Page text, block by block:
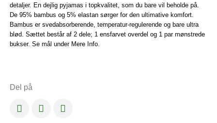
detaljer. En dejlig pyjamas i topkvalitet, som du bare vil beholde på.
De 95% bambus og 5% elastan sørger for den ultimative komfort.
Bambus er svedabsorberende, temperatur-regulerende og bare ultra
blød. Sættet består af 2 dele; 1 ensfarvet overdel og 1 par mønstrede
bukser. Se mål under Mere Info.
Del på